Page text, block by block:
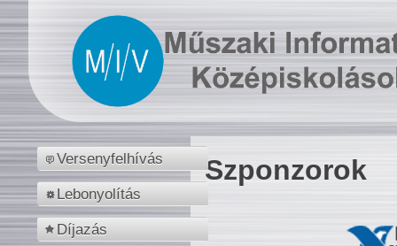
Versenyfelhívás
Lebonyolítás
Díjazás
Szponzorok